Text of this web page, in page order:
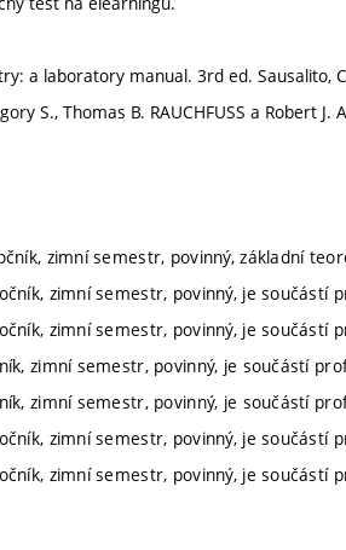
a laboratory manual. 3rd ed. Sausalito,
S., Thomas B. RAUCHFUSS a Robert J.
zimní semestr, povinný, základní
zimní semestr, povinný, je součástí
zimní semestr, povinný, je součástí
zimní semestr, povinný, je součástí
zimní semestr, povinný, je součástí
zimní semestr, povinný, je součástí
zimní semestr, povinný, je součástí